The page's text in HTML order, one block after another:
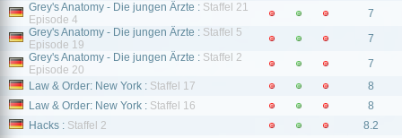
Grey's Anatomy - Die jungen Ärzte : Staffel 21
Episode 4
7
Grey's Anatomy - Die jungen Ärzte : Staffel 5
Episode 19
7
Grey's Anatomy - Die jungen Ärzte : Staffel 2
Episode 20
7
Law & Order: New York : Staffel 17
8
Law & Order: New York : Staffel 16
8
Hacks : Staffel 2
8.2